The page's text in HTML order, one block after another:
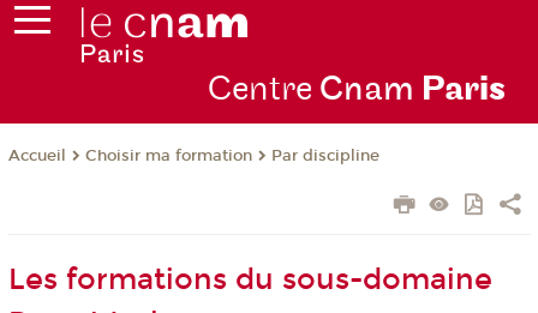
Centre Cnam Paris
Accueil Choisir ma formation Par discipline
Les formations du sous-domaine